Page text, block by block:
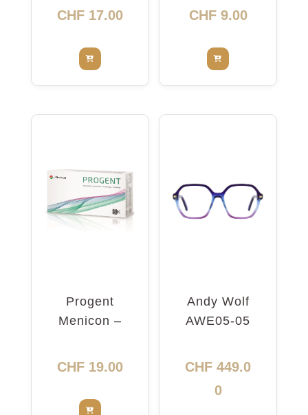
CHF17.00 CHF9.00
Progent
Menicon –
intensif
CHF19.00
Andy Wolf
AWE05-05
CHF 449.0
0